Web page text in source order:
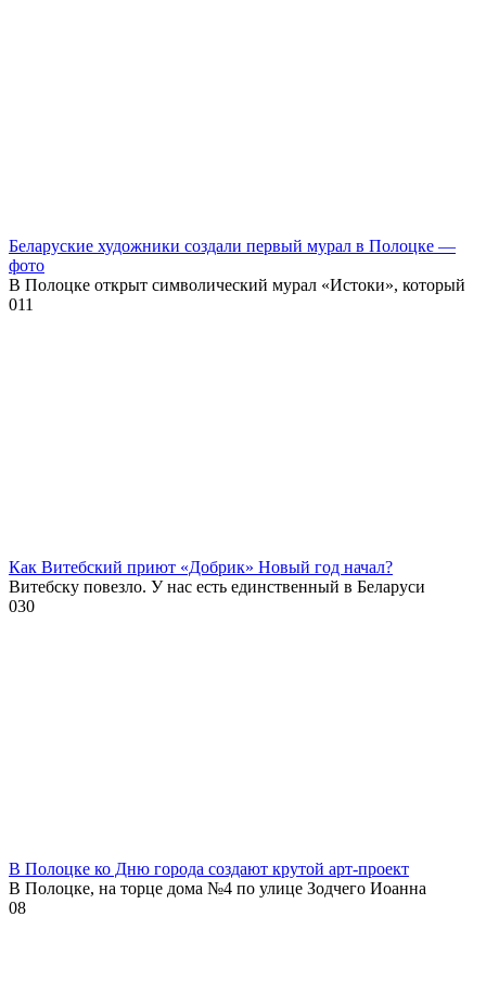
Беларуские художники создали первый мурал в Полоцке —
фото
В Полоцке открыт символический мурал «Истоки», который
011
Как Витебский приют «Добрик» Новый год начал?
Витебску повезло. У нас есть единственный в Беларуси
030
В Полоцке ко Дню города создают крутой арт-проект
В Полоцке, на торце дома №4 по улице Зодчего Иоанна
08